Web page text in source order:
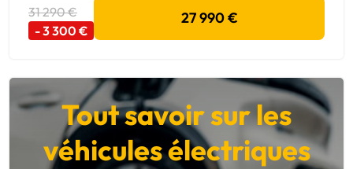
31 290 €
- 3 300 €
27 990 €
Tout savoir sur les
véhicules électriques